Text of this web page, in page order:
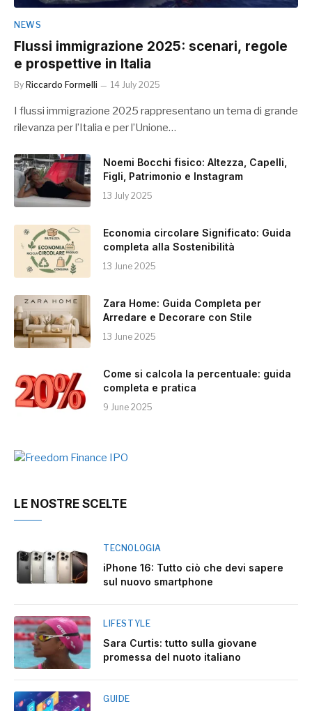
NEWS
Flussi immigrazione 2025: scenari, regole
e prospettive in Italia
By Riccardo Formelli 14 July 2025
I flussi immigrazione 2025 rappresentano un tema di grande
rilevanza per l’Italia e per l’Unione…
Noemi Bocchi fisico: Altezza, Capelli,
Figli, Patrimonio e Instagram
13 July 2025
Economia circolare Significato: Guida
completa alla Sostenibilità
13 June 2025
Zara Home: Guida Completa per
Arredare e Decorare con Stile
13 June 2025
Come si calcola la percentuale: guida
completa e pratica
9 June 2025
LE NOSTRE SCELTE
TECNOLOGIA
iPhone 16: Tutto ciò che devi sapere
sul nuovo smartphone
LIFESTYLE
Sara Curtis: tutto sulla giovane
promessa del nuoto italiano
GUIDE